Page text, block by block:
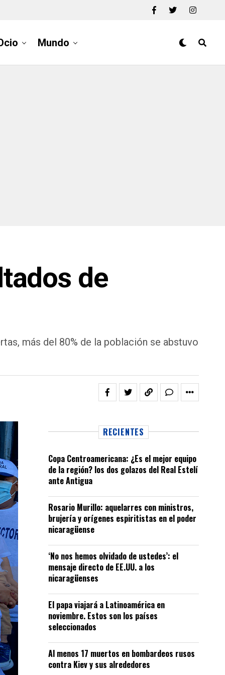
Mundo
de
más del 80% de la población se abstuvo
RECIENTES
Copa Centroamericana: ¿Es el mejor equipo
de la región? los dos golazos del Real Estelí
ante Antigua
Rosario Murillo: aquelarres con ministros,
brujería y orígenes espiritistas en el poder
nicaragüense
‘No nos hemos olvidado de ustedes’: el
mensaje directo de EE.UU. a los
nicaragüenses
El papa viajará a Latinoamérica en
noviembre. Estos son los países
seleccionados
Al menos 17 muertos en bombardeos rusos
contra Kiev y sus alrededores